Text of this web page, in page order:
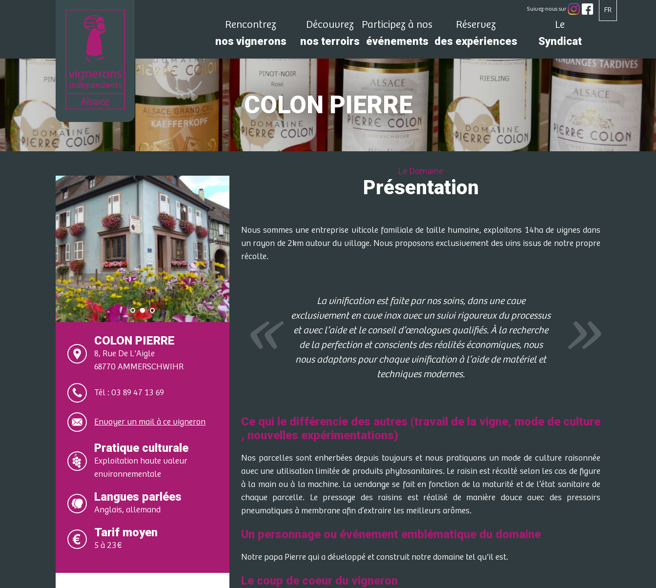
Rencontrez
nos vignerons
Découvrez
nos terroirs
Participez à nos
événements
Réservez
des expériences
Le
Syndicat
Suivez-nous sur FR
COLON PIERRE
COLON PIERRE
8, Rue De L'Aigle
68770 AMMERSCHWIHR
Tél : 03 89 47 13 69
Envoyer un mail à ce vigneron
Pratique culturale
Exploitation haute valeur
environnementale
Langues parlées
Anglais, allemand
Tarif moyen
5 à 23€
Le Domaine
Présentation
Nous sommes une entreprise viticole familiale de taille humaine, exploitons 14ha de vignes dans
un rayon de 2km autour du village. Nous proposons exclusivement des vins issus de notre propre
récolte.
La vinification est faite par nos soins, dans une cave
exclusivement en cuve inox avec un suivi rigoureux du processus
et avec l’aide et le conseil d’œnologues qualifiés. À la recherche
de la perfection et conscients des réalités économiques, nous
nous adaptons pour chaque vinification à l’aide de matériel et
techniques modernes.
Ce qui le différencie des autres (travail de la vigne, mode de culture
, nouvelles expérimentations)
Nos parcelles sont enherbées depuis toujours et nous pratiquons un mode de culture raisonnée
avec une utilisation limitée de produits phytosanitaires. Le raisin est récolté selon les cas de figure
à la main ou à la machine. La vendange se fait en fonction de la maturité et de l’état sanitaire de
chaque parcelle. Le pressage des raisins est réalisé de manière douce avec des pressoirs
pneumatiques à membrane afin d’extraire les meilleurs arômes.
Un personnage ou événement emblématique du domaine
Notre papa Pierre qui a développé et construit notre domaine tel qu'il est.
Le coup de coeur du vigneron